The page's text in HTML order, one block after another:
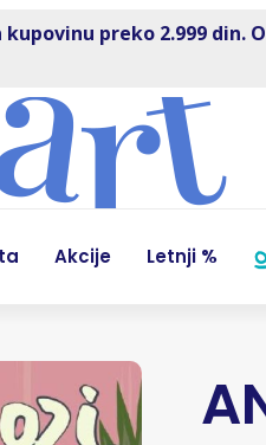
preko 2.999 din.
Akcije Letnji %